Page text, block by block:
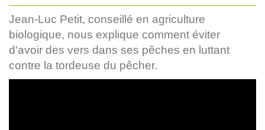
Jean-Luc Petit, conseillé en agriculture
biologique, nous explique comment éviter
d'avoir des vers dans ses pêches en luttant
contre la tordeuse du pêcher.